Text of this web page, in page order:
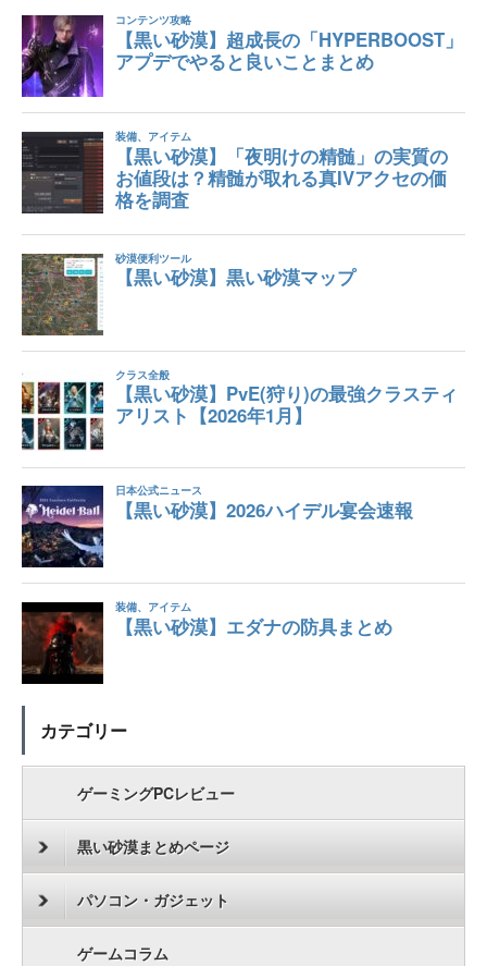
カテゴリー
ゲーミングPCレビュー
黒い砂漠まとめページ
パソコン・ガジェット
ゲームコラム